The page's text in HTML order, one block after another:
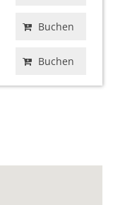
Buchen
Buchen